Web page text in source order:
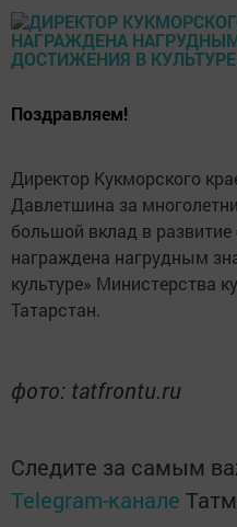
Поздравляем!
Директор Кукморского
Давлетшина за
большой вклад в
награждена нагрудным
культуре» Министерства
Татарстан.
фото: tatfrontu.ru
Следите за самым
Telegram-канале